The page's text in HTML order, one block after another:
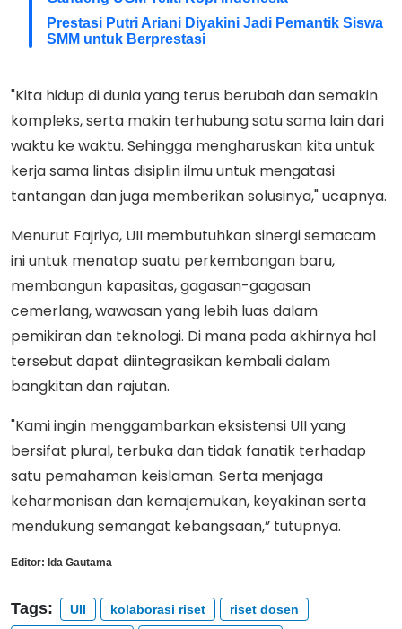
Prestasi Putri Ariani Diyakini Jadi Pemantik Siswa
SMM untuk Berprestasi
"Kita hidup di dunia yang terus berubah dan semakin
kompleks, serta makin terhubung satu sama lain dari
waktu ke waktu. Sehingga mengharuskan kita untuk
kerja sama lintas disiplin ilmu untuk mengatasi
tantangan dan juga memberikan solusinya," ucapnya.
Menurut Fajriya, UII membutuhkan sinergi semacam
ini untuk menatap suatu perkembangan baru,
membangun kapasitas, gagasan-gagasan
cemerlang, wawasan yang lebih luas dalam
pemikiran dan teknologi. Di mana pada akhirnya hal
tersebut dapat diintegrasikan kembali dalam
bangkitan dan rajutan.
"Kami ingin menggambarkan eksistensi UII yang
bersifat plural, terbuka dan tidak fanatik terhadap
satu pemahaman keislaman. Serta menjaga
keharmonisan dan kemajemukan, keyakinan serta
mendukung semangat kebangsaan,” tutupnya.
Editor: Ida Gautama
Tags: UII kolaborasi riset
riset dosen